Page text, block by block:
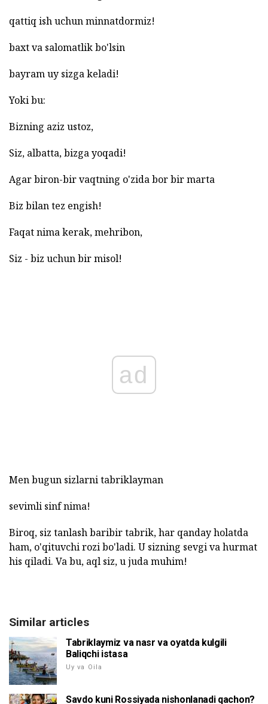
qattiq ish uchun minnatdormiz!
baxt va salomatlik bo'lsin
bayram uy sizga keladi!
Yoki bu:
Bizning aziz ustoz,
Siz, albatta, bizga yoqadi!
Agar biron-bir vaqtning o'zida bor bir marta
Biz bilan tez engish!
Faqat nima kerak, mehribon,
Siz - biz uchun bir misol!
ad
Men bugun sizlarni tabriklayman
sevimli sinf nima!
Biroq, siz tanlash baribir tabrik, har qanday holatda
ham, o'qituvchi rozi bo'ladi. U sizning sevgi va hurmat
his qiladi. Va bu, aql siz, u juda muhim!
Similar articles
Tabriklaymiz va nasr va oyatda kulgili
Baliqchi istasa
Uy va Oila
Savdo kuni Rossiyada nishonlanadi qachon?